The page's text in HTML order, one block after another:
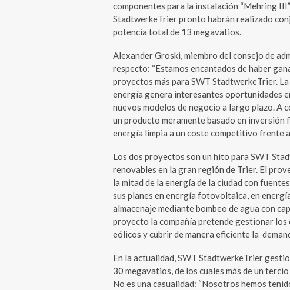
componentes para la instalación “Mehring
StadtwerkeTrier pronto habrán realizado
potencia total de 13 megavatios.
Alexander Groski, miembro del consejo de
respecto: “Estamos encantados de haber
proyectos más para SWT StadtwerkeTrier.
energía genera interesantes oportunidades
nuevos modelos de negocio a largo plazo.
un producto meramente basado en inversión
energía limpia a un coste competitivo frente
Los dos proyectos son un hito para SWT
renovables en la gran región de Trier. El
la mitad de la energía de la ciudad con
sus planes en energía fotovoltaica, en
almacenaje mediante bombeo de agua con
proyecto la compañía pretende gestionar
eólicos y cubrir de manera eficiente la
En la actualidad, SWT StadtwerkeTrier
30 megavatios, de los cuales más de un
No es una casualidad: “Nosotros hemos